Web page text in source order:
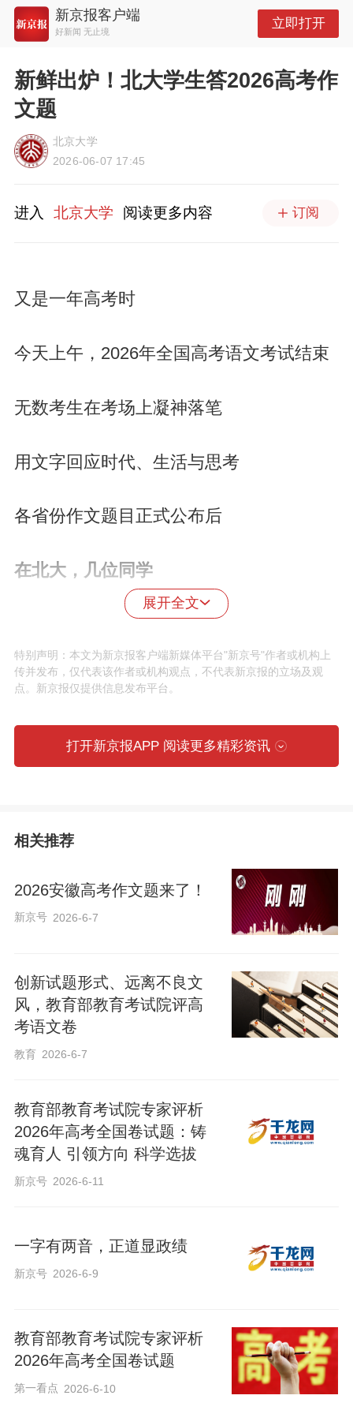
新京报客户端
好新闻 无止境
立即打开
新鲜出炉！北大学生答2026高考作
文题
北京大学
2026-06-07 17:45
进入 北京大学 阅读更多内容 订阅
又是一年高考时
今天上午，2026年全国高考语文考试结束
无数考生在考场上凝神落笔
用文字回应时代、生活与思考
各省份作文题目正式公布后
在北大，几位同学
也开启了一场特别的写作
园线下答题
尹昭有同学在北京大学深圳研究生院在线
同答
展开全文
特别声明：本文为新京报客户端新媒体平台"新京号"作者或机构上
传并发布，仅代表该作者或机构观点，不代表新京报的立场及观
点。新京报仅提供信息发布平台。
打开新京报APP 阅读更多精彩资讯
相关推荐
2026安徽高考作文题来了！
新京号 2026-6-7
创新试题形式、远离不良文
风，教育部教育考试院评高
考语文卷
教育 2026-6-7
教育部教育考试院专家评析
2026年高考全国卷试题：铸
魂育人 引领方向 科学选拔
新京号 2026-6-11
一字有两音，正道显政绩
新京号 2026-6-9
教育部教育考试院专家评析
2026年高考全国卷试题
第一看点 2026-6-10